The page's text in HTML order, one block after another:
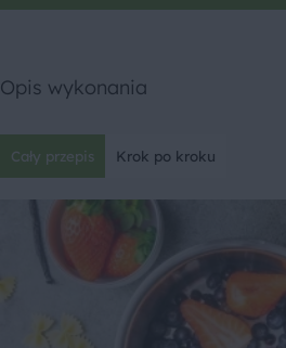
Opis wykonania
Cały przepis Krok po kroku